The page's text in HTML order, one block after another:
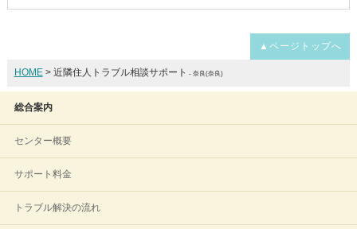
▲ページトップへ
HOME> 近隣住人トラブル相談サポート - 奈良(奈良)
総合案内
センター概要
サポート料金
トラブル解決の流れ